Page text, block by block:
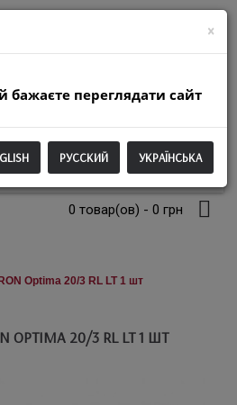
0 товар(ов) - 0 грн
Optima 20/3 RL LT 1 шт
OPTIMA 20/3 RL LT 1 ШТ
×
бажаєте переглядати сайт
РУССКИЙ УКРАЇНСЬКА